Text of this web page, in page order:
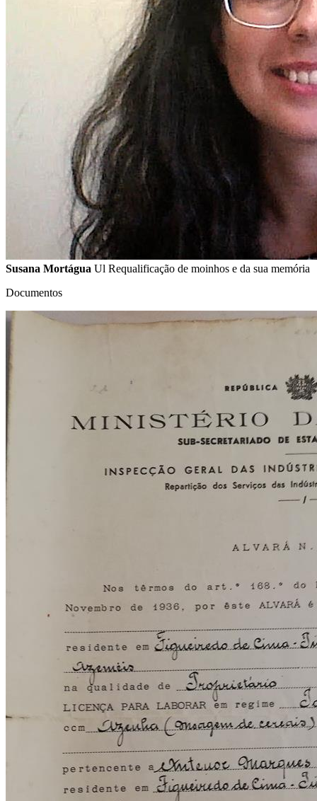
Susana Mortágua Ul Requalificação de moinhos e da sua memória
Documentos